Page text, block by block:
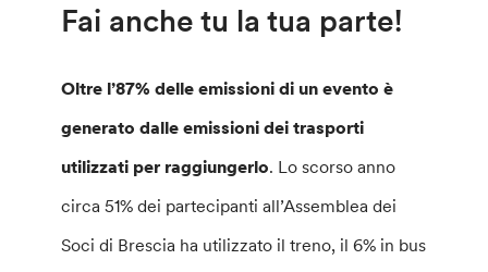
Fai anche tu la tua parte!
Oltre l’87% delle emissioni di un evento è
generato dalle emissioni dei trasporti
utilizzati per raggiungerlo. Lo scorso anno
circa 51% dei partecipanti all’Assemblea dei
Soci di Brescia ha utilizzato il treno, il 6% in bus